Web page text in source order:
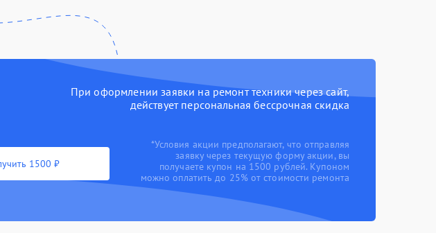
При оформлении заявки на ремонт техники через сайт,
действует персональная бессрочная скидка
1500 ₽
*Условия акции предполагают, что отправляя
заявку через текущую форму акции, вы
получаете купон на 1500 рублей. Купоном
можно оплатить до 25% от стоимости ремонта